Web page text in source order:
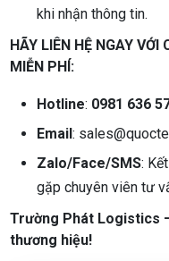
khi nhận thông tin.
HÃY LIÊN HỆ NGAY
MIỄN PHÍ:
Hotline: 0981 636
Email:
Zalo/Face/SMS:
gặp chuyên viên tư
Trường Phát Logistics
thương hiệu!